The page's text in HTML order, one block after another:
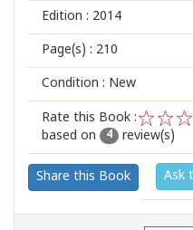
Edition : 2014
Page(s) : 210
Condition : New
Rate this Book :
2
1
based on
4 review(s)
Share this Book Ask